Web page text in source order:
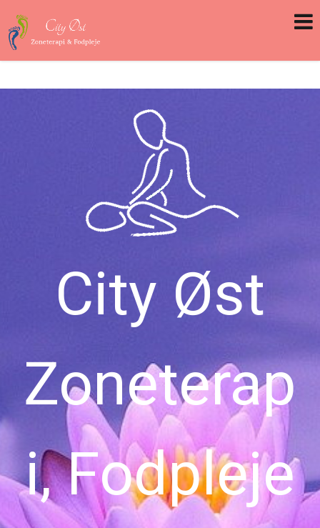
City Øst
Zoneterap
i, Fodpleje